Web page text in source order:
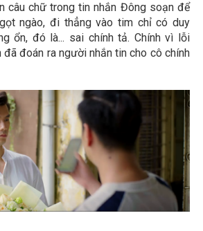
câu chữ trong tin nhắn Đông soạn để
ngào, đi thẳng vào tim chỉ có duy
ổn, đó là... sai chính tả. Chính vì lỗi
đã đoán ra người nhắn tin cho cô chính